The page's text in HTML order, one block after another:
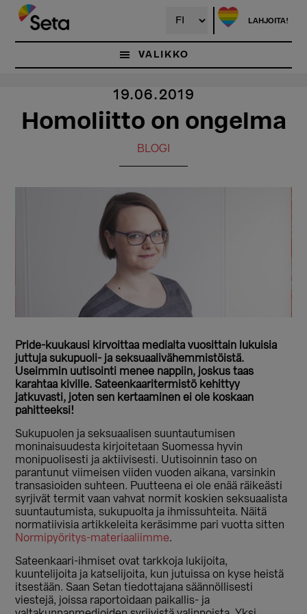
Hyppää
pääsisältöön
LAHJOITA!
VALIKKO
19.06.2019
Homoliitto on ongelma
BLOGI
Pride-kuukausi kirvoittaa medialta vuosittain lukuisia
juttuja sukupuoli- ja seksuaalivähemmistöistä.
Useimmin uutisointi menee nappiin, joskus taas
karahtaa kiville. Sateenkaaritermistö kehittyy
jatkuvasti, joten sen kertaaminen ei ole koskaan
pahitteeksi!
Sukupuolen ja seksuaalisen suuntautumisen
moninaisuudesta kirjoitetaan Suomessa hyvin
monipuolisesti ja aktiivisesti. Uutisoinnin taso on
parantunut viimeisen viiden vuoden aikana, varsinkin
transasioiden suhteen. Puutteena ei ole enää räikeästi
syrjivät termit vaan vahvat normit koskien seksuaalista
suuntautumista, sukupuolta ja ihmissuhteita. Näitä
normatiivisia artikkeleita keräsimme pari vuotta sitten
Normipyöritys-materiaaliimme.
Sateenkaari-ihmiset ovat tarkkoja lukijoita,
kuuntelijoita ja katselijoita, kun jutuissa on kyse heistä
itsestään. Saan Setan tiedottajana säännöllisesti
viestejä, joissa raportoidaan paikallis- ja